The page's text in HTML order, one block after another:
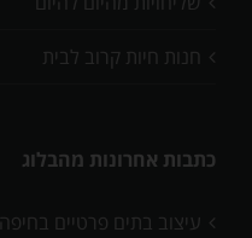
חנות חיות קרוב לבית
כתבות אחרונות מהבלוג
עיצוב בתים פרטיים בחיפה